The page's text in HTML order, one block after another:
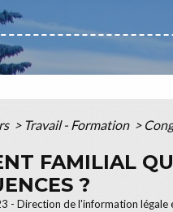
> Travail - Formation >
FAMILIAL
?
- Direction de l'information